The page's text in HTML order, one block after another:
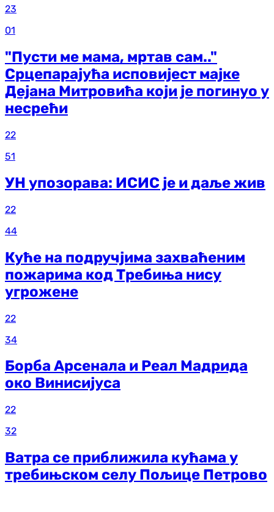
23
01
"Пусти ме мама, мртав сам.."
Срцепарајућа исповијест мајке
Дејана Митровића који је погинуо у
несрећи
22
51
УН упозорава: ИСИС је и даље жив
22
44
Куће на подручјима захваћеним
пожарима код Требиња нису
угрожене
22
34
Борба Арсенала и Реал Мадрида
око Винисијуса
22
32
Ватра се приближила кућама у
требињском селу Пољице Петрово